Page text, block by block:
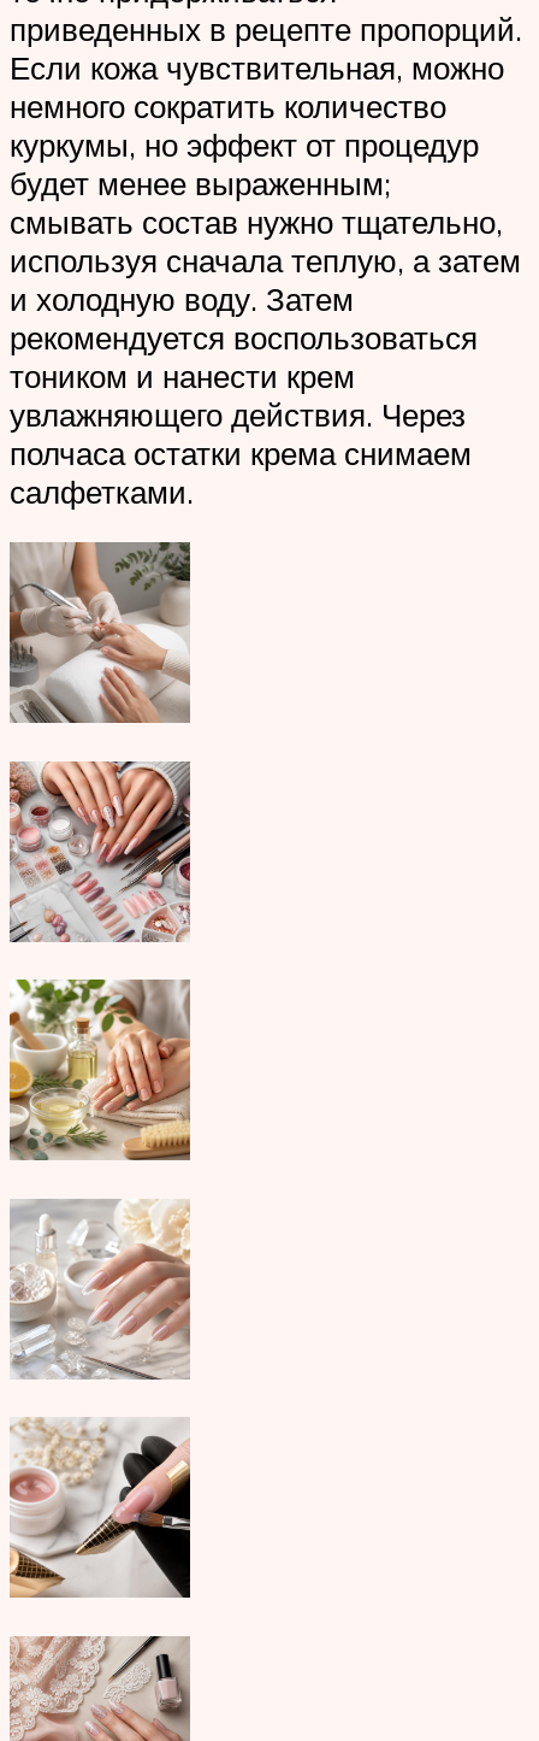
приведенных в рецепте пропорций.
Если кожа чувствительная, можно
немного сократить количество
куркумы, но эффект от процедур
будет менее выраженным;
смывать состав нужно тщательно,
используя сначала теплую, а затем
и холодную воду. Затем
рекомендуется воспользоваться
тоником и нанести крем
увлажняющего действия. Через
полчаса остатки крема снимаем
салфетками.